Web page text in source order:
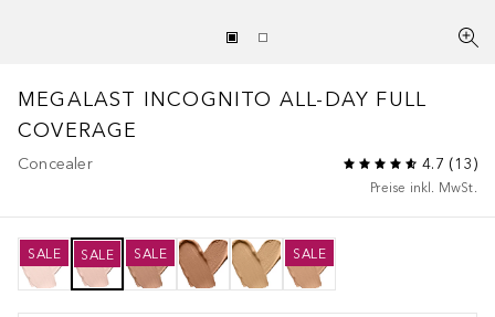
MEGALAST INCOGNITO ALL-DAY FULL
COVERAGE
Concealer 4.7 (13)
Preise inkl. MwSt.
SALE SALE SALE SALE